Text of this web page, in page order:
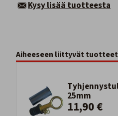
Kysy lisää tuotteesta
Aiheeseen liittyvät tuotteet
25mm
11,90 €